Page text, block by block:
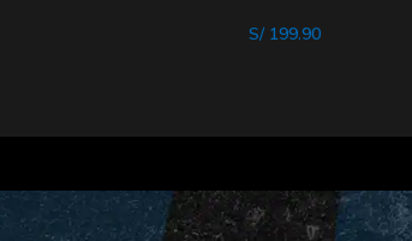
S/199.90